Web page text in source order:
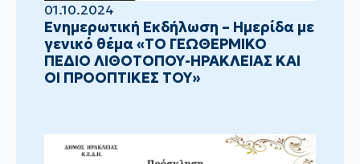
01.10.2024
Ενημερωτική Εκδήλωση – Ημερίδα με
γενικό θέμα «ΤΟ ΓΕΩΘΕΡΜΙΚΟ
ΠΕΔΙΟ ΛΙΘΟΤΟΠΟΥ-ΗΡΑΚΛΕΙΑΣ ΚΑΙ
ΟΙ ΠΡΟΟΠΤΙΚΕΣ ΤΟΥ»